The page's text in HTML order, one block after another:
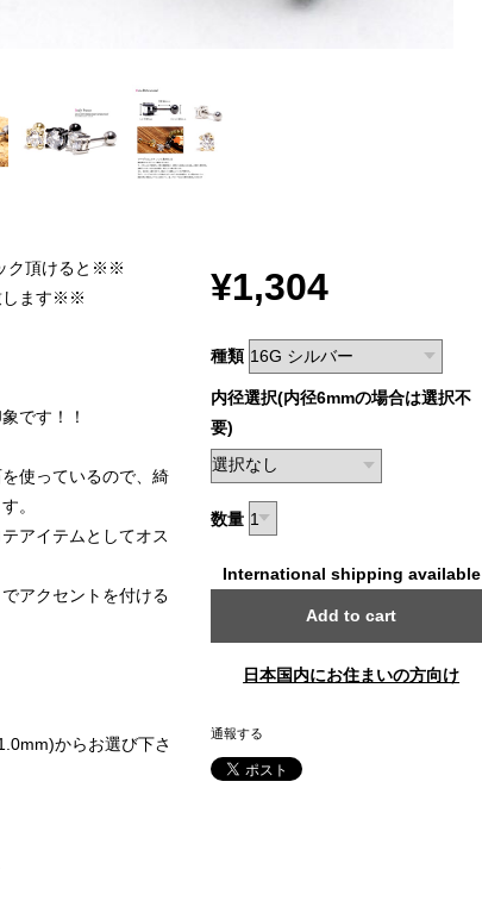
ク頂けると※※
します※※
です！！
使っているので、綺
。
アイテムとしてオス
アクセントを付ける
からお選び下さ
¥1,304
種類
内径選択(内径6mmの場合は選択不
要)
数量
International shipping available
Add to cart
日本国内にお住まいの方向け
通報する